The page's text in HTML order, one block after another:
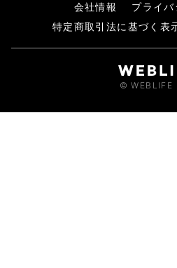
会社情報
プライ
特定商取引法に基づく表
© WEBLIFE